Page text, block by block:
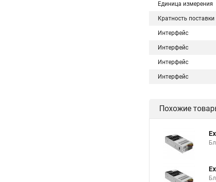
Единица измерения
Кратность поставки
Интерфейс
Интерфейс
Интерфейс
Интерфейс
Похожие